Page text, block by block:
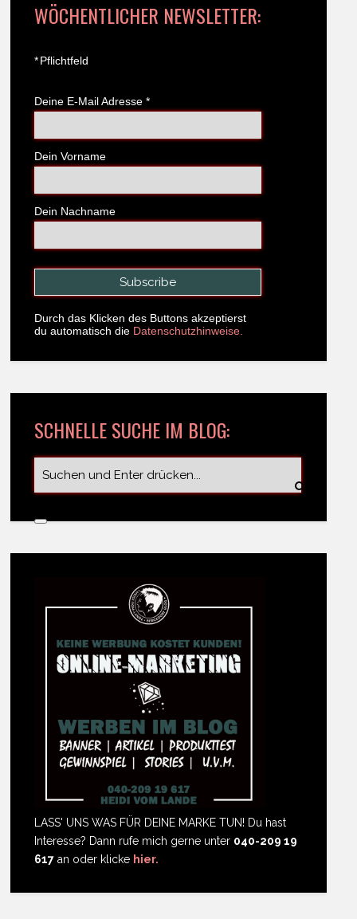
WÖCHENTLICHER NEWSLETTER:
*Pflichtfeld
Deine E-Mail Adresse *
Dein Vorname
Dein Nachname
Durch das Klicken des Buttons akzeptierst
du automatisch die Datenschutzhinweise.
SCHNELLE SUCHE IM BLOG:
LASS' UNS WAS FÜR DEINE MARKE TUN! Du hast
Interesse? Dann rufe mich gerne unter 040-209 19
617 an oder klicke hier.